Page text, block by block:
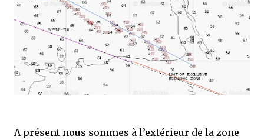
A présent nous sommes à l’extérieur de la zone